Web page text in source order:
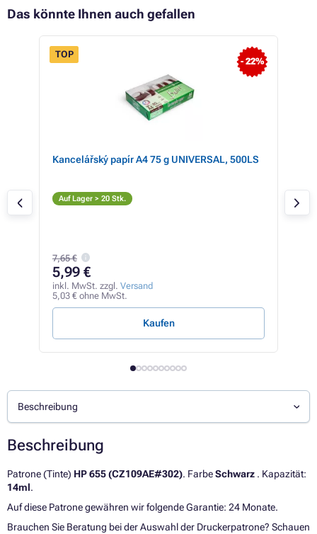
Das könnte Ihnen auch gefallen
- 22%
TOP
Kancelářský papír A4 75 g UNIVERSAL, 500LS
Auf Lager > 20 Stk.
7,65 €
5,99 €
inkl. MwSt. zzgl. Versand
5,03 € ohne MwSt.
Kaufen
Beschreibung
Beschreibung
Patrone (Tinte) HP 655 (CZ109AE#302). FarbeSchwarz . Kapazität:
14ml.
Auf diese Patrone gewähren wir folgende Garantie: 24 Monate.
Brauchen Sie Beratung bei der Auswahl der Druckerpatrone? Schauen